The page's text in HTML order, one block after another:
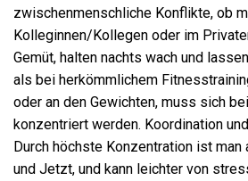
zwischenmenschliche Konflikte, ob
Kolleginnen/Kollegen oder im
Gemüt, halten nachts wach und
als bei herkömmlichem
oder an den Gewichten, muss sich
konzentriert werden. Koordination
Durch höchste Konzentration ist
und Jetzt, und kann leichter von